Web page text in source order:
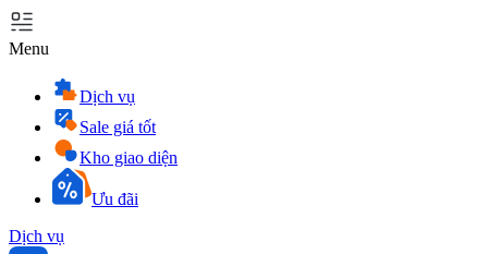
Menu
Dịch vụ
Sale giá tốt
Kho giao diện
Ưu đãi
Dịch vụ